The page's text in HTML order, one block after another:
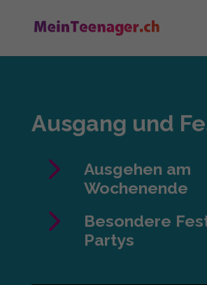
Ausgang und
5
Ausgehen am
Wochenende
5
Besondere
Partys